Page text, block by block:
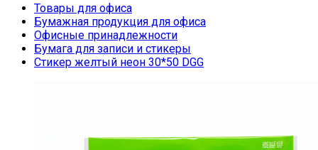
Товары для офиса
Бумажная продукция для офиса
Офисные принадлежности
Бумага для записи и стикеры
Стикер желтый неон 30*50 DGG